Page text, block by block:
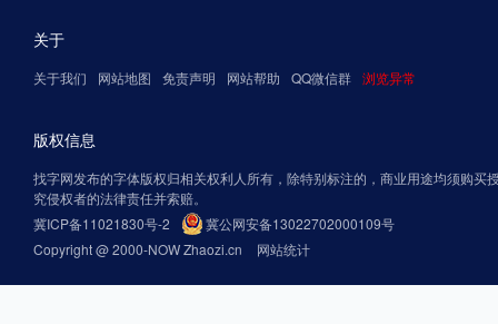
关于
关于我们 网站地图 免责声明 网站帮助 QQ微信群 浏览异常
版权信息
找字网发布的字体版权归相关权利人所有，除特别标注的，商业用途均须购买
究侵权者的法律责任并索赔。
冀ICP备11021830号-2
冀公网安备13022702000109号
Copyright @ 2000-NOW Zhaozi.cn
网站统计